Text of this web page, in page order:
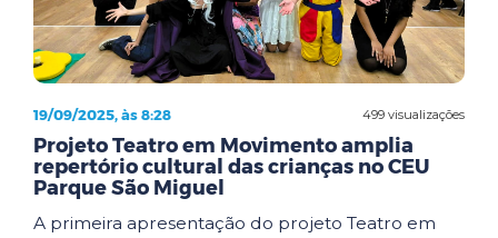
499 visualizações
19/09/2025, às 8:28
Projeto Teatro em Movimento amplia
repertório cultural das crianças no CEU
Parque São Miguel
A primeira apresentação do projeto Teatro em